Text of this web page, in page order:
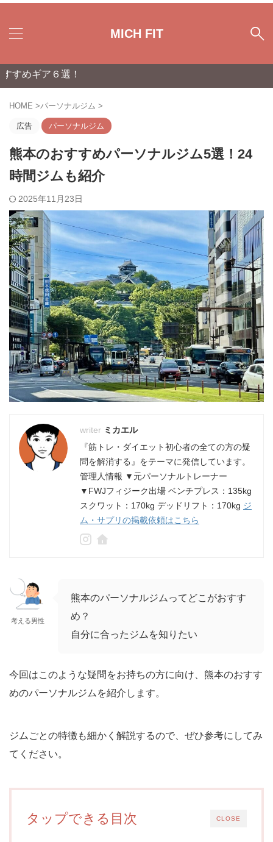
MICH FIT
！
HOME >パーソナルジム >
広告 パーソナルジム
熊本のおすすめパーソナルジム5選！24
時間ジムも紹介
2025年11月23日
ミカエル
『筋トレ・ダイエット初心者の全ての方の疑
問を解消する』をテーマに発信しています。
管理人情報 ▼元パーソナルトレーナー
▼FWJフィジーク出場 ベンチプレス：135kg
スクワット：170kg デッドリフト：170kg ジ
ム・サプリの掲載依頼はこちら
考える男性
熊本のパーソナルジムってどこがおすす
め？
自分に合ったジムを知りたい
今回はこのような疑問をお持ちの方に向け、熊本のおすす
めのパーソナルジムを紹介します。
ジムごとの特徴も細かく解説するので、ぜひ参考にしてみ
てください。
CLOSE
タップできる目次